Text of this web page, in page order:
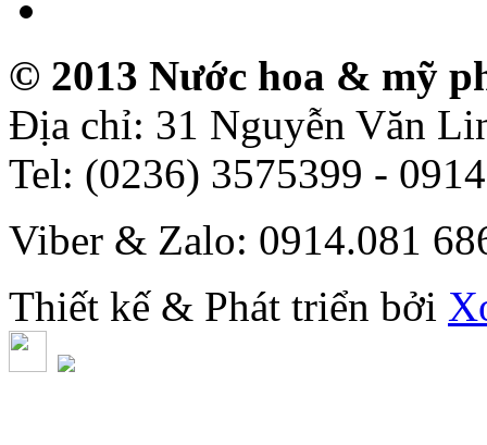
© 2013 Nước hoa & mỹ
Địa chỉ: 31 Nguyễn Văn
Tel: (0236) 3575399 -
Viber & Zalo: 0914.081
Thiết kế & Phát triển bởi